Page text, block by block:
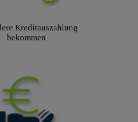
Kreditauszahlung
bekommen